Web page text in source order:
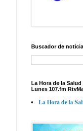
Buscador de
La Hora de la
Lunes 107.fm
La Hora de la